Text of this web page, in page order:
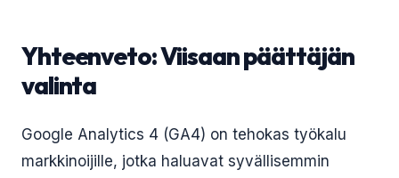
Yhteenveto: Viisaan päättäjän
valinta
Google Analytics 4 (GA4) on tehokas työkalu
markkinoijille, jotka haluavat syvällisemmin